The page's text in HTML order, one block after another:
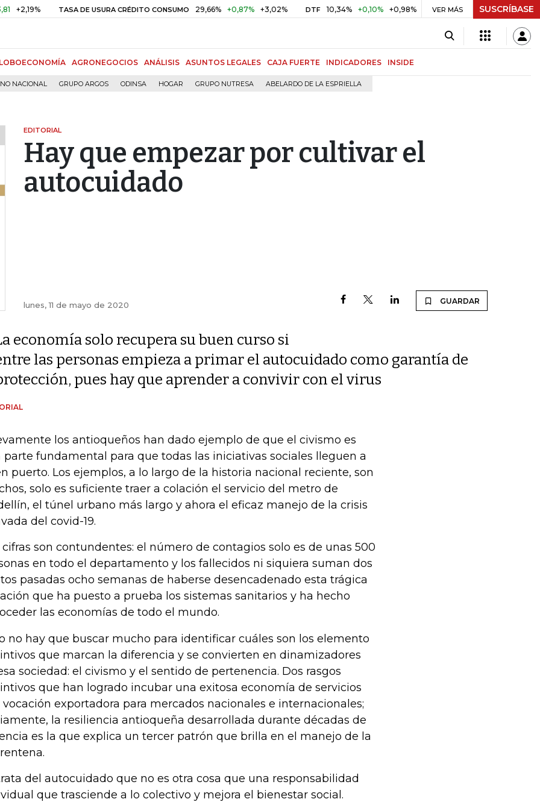
TASA DE USURA CRÉDITO CONSUMO 29,66% +0,87% +3,02% DTF 10,34% +0,10% +0,98% UVR $ 416,91 +$ 0,05 +0,01%
VER MÁS SUSCRÍBASE
AGRONEGOCIOS ANÁLISIS ASUNTOS LEGALES CAJA FUERTE INDICADORES INSIDE
NACIONAL GRUPO ARGOS ODINSA HOGAR GRUPO NUTRESA ABELARDO DE LA ESPRIELLA
EDITORIAL
Hay que empezar por cultivar el
autocuidado
lunes, 11 de mayo de 2020 GUARDAR
economía solo recupera su buen curso si
las personas empieza a primar el autocuidado como garantía de
pues hay que aprender a convivir con el virus
los antioqueños han dado ejemplo de que el civismo es
parte fundamental para que todas las iniciativas sociales lleguen a
puerto. Los ejemplos, a lo largo de la historia nacional reciente, son
solo es suficiente traer a colación el servicio del metro de
el túnel urbano más largo y ahora el eficaz manejo de la crisis
del covid-19.
cifras son contundentes: el número de contagios solo es de unas 500
en todo el departamento y los fallecidos ni siquiera suman dos
pasadas ocho semanas de haberse desencadenado esta trágica
que ha puesto a prueba los sistemas sanitarios y ha hecho
las economías de todo el mundo.
no hay que buscar mucho para identificar cuáles son los elemento
que marcan la diferencia y se convierten en dinamizadores
sociedad: el civismo y el sentido de pertenencia. Dos rasgos
que han logrado incubar una exitosa economía de servicios
vocación exportadora para mercados nacionales e internacionales;
la resiliencia antioqueña desarrollada durante décadas de
es la que explica un tercer patrón que brilla en el manejo de la
del autocuidado que no es otra cosa que una responsabilidad
que trasciende a lo colectivo y mejora el bienestar social.